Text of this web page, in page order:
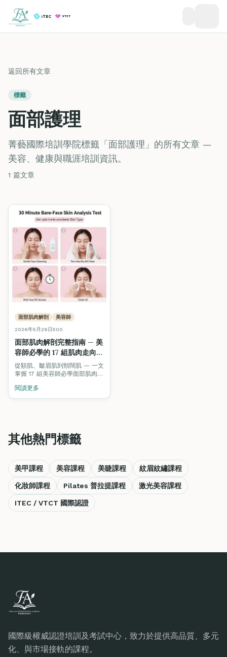
返回所有文章
標籤
面部護理
菁藝國際培訓學院標籤「面部護理」的所有文章 —
美容、健康與職涯培訓資訊。
1 篇文章
面部肌肉解剖 美容師
2026年5月26日500
面部肌肉解剖完整指南 — 美
容師必學的 17 組肌肉走向、
按摩手法與激光治療對應
（2026）
從額肌、皺眉肌到頸闊肌 — 一文
掌握 17 組美容師必學面部肌肉的
激光 / 紋眉 / Hifu 治療參考。附
互動 3D 解剖模型。
閱讀更多
其他熱門標籤
美甲課程 美容課程 美睫課程 紋眉紋繡課程
化妝師課程 Pilates 普拉提課程 激光美容課程
ITEC / VTCT 國際認證
國際級權威認證培訓及考試中心，致力於提供高品質、多元
化、與市場接軌的課程。